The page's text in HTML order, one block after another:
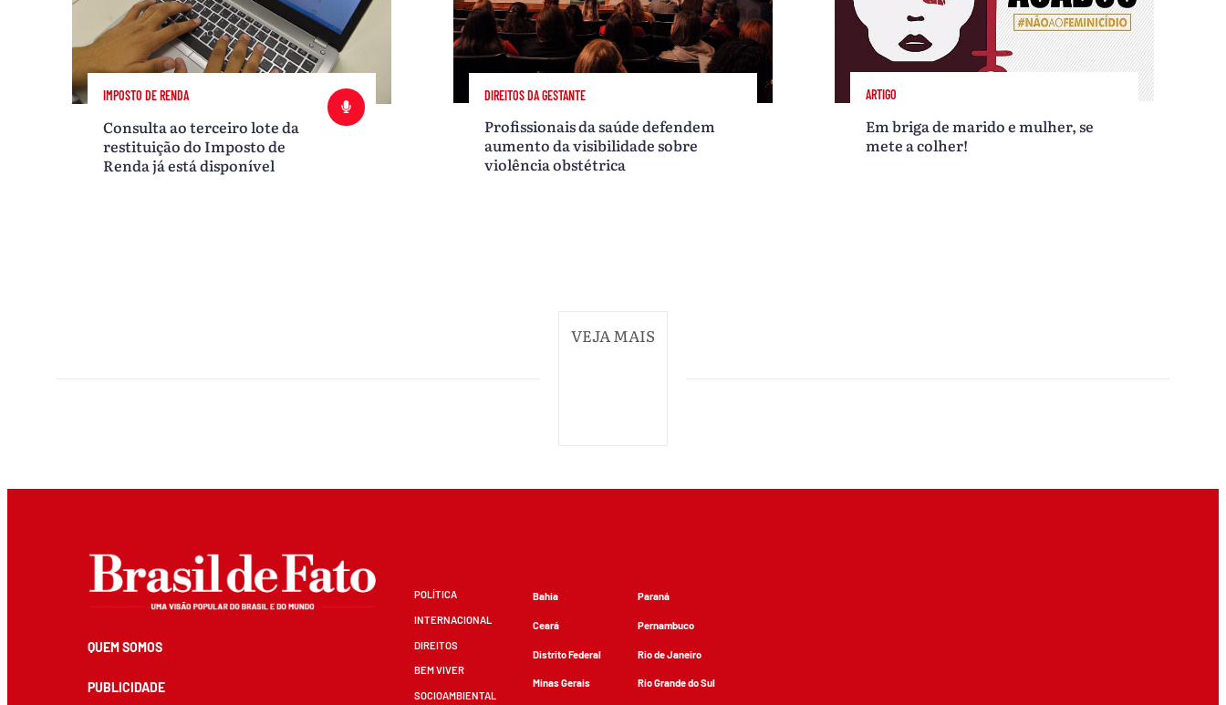
IMPOSTO DE RENDA
Consulta ao terceiro lote da
restituição do Imposto de
Renda já está disponível
DIREITOS DA GESTANTE
Profissionais da saúde defendem
aumento da visibilidade sobre
violência obstétrica
ARTIGO
Em briga de marido e mulher, se
mete a colher!
VEJA MAIS
QUEM SOMOS
PUBLICIDADE
POLÍTICA
INTERNACIONAL
DIREITOS
BEM VIVER
SOCIOAMBIENTAL
Bahia
Ceará
Distrito Federal
Minas Gerais
Paraná
Pernambuco
Rio de Janeiro
Rio Grande do Sul